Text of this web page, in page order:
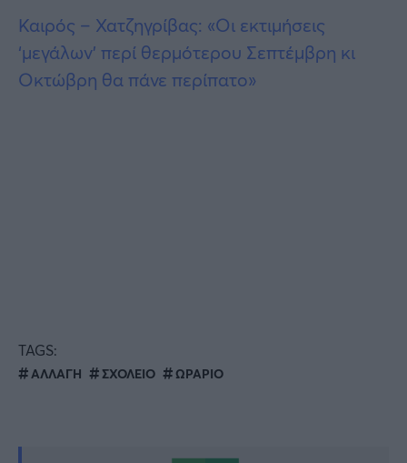
Καιρός – Χατζηγρίβας: «Οι εκτιμήσεις
‘μεγάλων’ περί θερμότερου Σεπτέμβρη κι
Οκτώβρη θα πάνε περίπατο»
TAGS:
ΑΛΛΑΓΗ ΣΧΟΛΕΙΟ ΩΡΑΡΙΟ